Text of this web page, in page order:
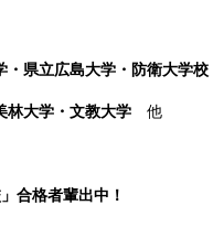
県立広島大学・防衛大学
林大学・文教大学 他
合格者輩出中！